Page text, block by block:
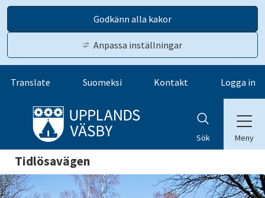
Godkänn alla kakor
Anpassa inställningar
Gå till innehåll
Translate Suomeksi Kontakt Logga in
Sök Meny
Tidlösavägen